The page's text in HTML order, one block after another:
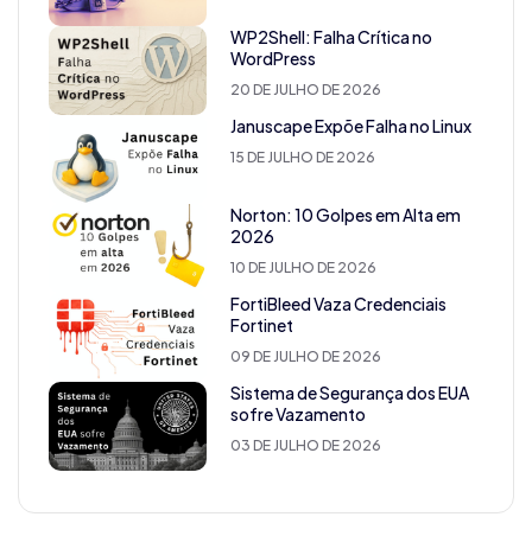
WP2Shell: Falha Crítica no
WordPress
20 DE JULHO DE 2026
Januscape Expõe Falha no Linux
15 DE JULHO DE 2026
Norton: 10 Golpes em Alta em
2026
10 DE JULHO DE 2026
FortiBleed Vaza Credenciais
Fortinet
09 DE JULHO DE 2026
Sistema de Segurança dos EUA
sofre Vazamento
03 DE JULHO DE 2026